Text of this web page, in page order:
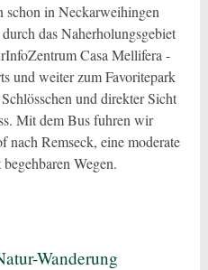
schon in Neckarweihingen
das Naherholungsgebiet
Casa Mellifera -
und weiter zum Favoritepark
und direkter Sicht
Mit dem Bus fuhren wir
nach Remseck, eine moderate
Wegen.
Wanderung